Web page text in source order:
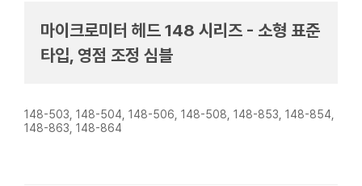
마이크로미터 헤드 148 시리즈 - 소형 표준
타입, 영점 조정 심블
148-503, 148-504, 148-506, 148-508, 148-853, 148-854,
148-863, 148-864